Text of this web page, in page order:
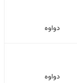
دواوە
دواوە